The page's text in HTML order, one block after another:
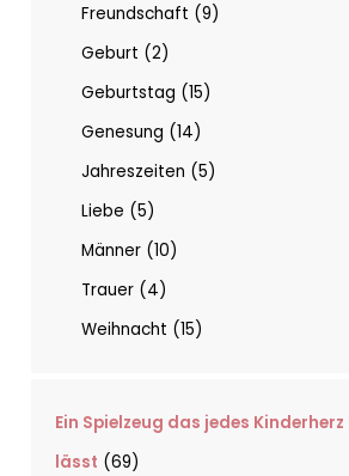
Freundschaft
9
Geburt
2
Geburtstag
15
Genesung
14
Jahreszeiten
5
Liebe
5
Männer 10
Trauer
4
Weihnacht
15
Ein Spielzeug das jedes
lässt
69